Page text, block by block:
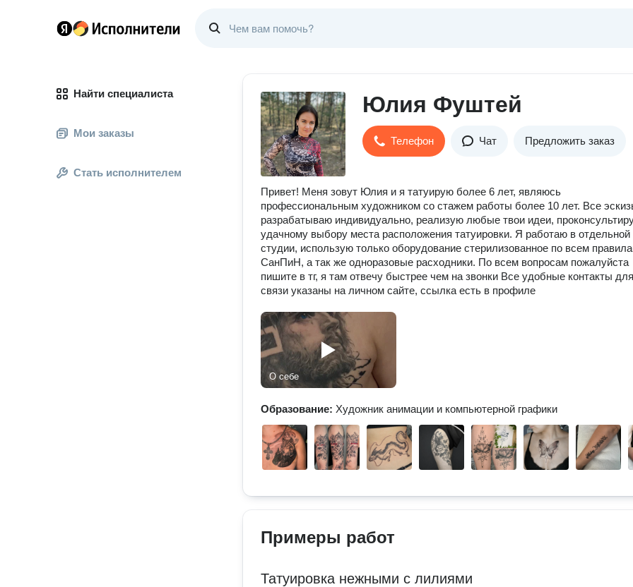
Найти специалиста
Мои заказы
Стать исполнителем
Юлия Фуштей
Телефон Чат Предложить заказ
Привет! Меня зовут Юлия и я татуирую более 6 лет, являюсь
профессиональным художником со стажем работы более 10 лет. Все
разрабатываю индивидуально, реализую любые твои идеи,
удачному выбору места расположения татуировки. Я работаю в отдельной
студии, использую только оборудование стерилизованное по всем
СанПиН, а так же одноразовые расходники. По всем вопросам пожалуйста
пишите в тг, я там отвечу быстрее чем на звонки Все удобные контакты для
связи указаны на личном сайте, ссылка есть в профиле
О себе
Образование: Художник анимации и компьютерной графики
Примеры работ
Татуировка нежными с лилиями